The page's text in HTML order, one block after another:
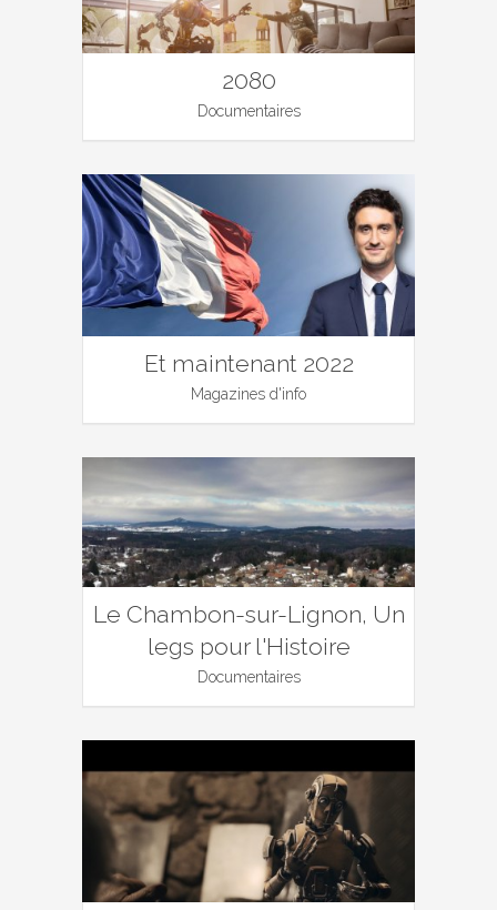
2080
Documentaires
Et maintenant 2022
Magazines d'info
Le Chambon-sur-Lignon, Un
legs pour l'Histoire
Documentaires